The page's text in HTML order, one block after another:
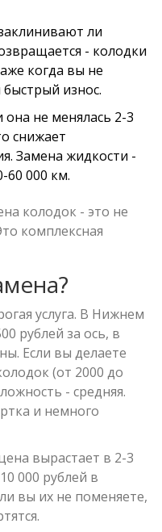
ли
- колодки
когда вы не
износ.
она не менялась 2-3
снижает
Замена жидкости -
60 000 км.
колодок - это не
комплексная
услуга. В Нижнем
рублей за ось, в
Если вы делаете
(от 2000 до
- средняя.
и немного
вырастает в 2-3
000 рублей в
вы их не поменяете,